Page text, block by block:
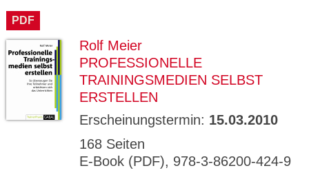
PDF
Rolf Meier
PROFESSIONELLE
TRAININGSMEDIEN SELBST
ERSTELLEN
Erscheinungstermin: 15.03.2010
168 Seiten
E-Book (PDF), 978-3-86200-424-9